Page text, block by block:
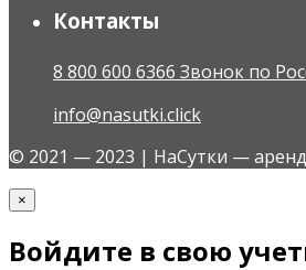
Контакты
8 800 600 6366 Звонок по
info@nasutki.click
© 2021 — 2023 | НаСутки —
×
Войдите в свою